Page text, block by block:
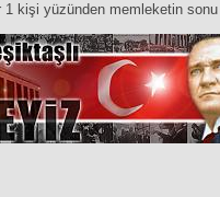
1 kişi yüzünden memleketin